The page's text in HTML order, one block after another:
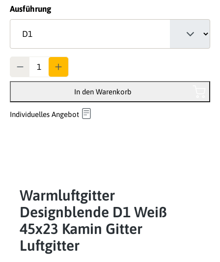
Ausführungauswählen
In den Warenkorb
Individuelles Angebot
Warmluftgitter
Designblende D1 Weiß
45x23 Kamin Gitter
Luftgitter